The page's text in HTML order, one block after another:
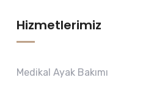
Hizmetlerimiz
Medikal Ayak Bakımı